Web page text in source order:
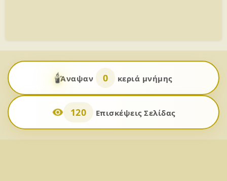
🕯️Άναψαν 0 κεριά μνήμης
120 Επισκέψεις Σελίδας